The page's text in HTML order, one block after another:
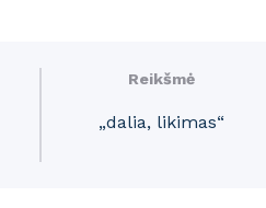
Reikšmė
„dalia, likimas“